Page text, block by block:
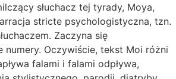
słuchacz tej tyrady, Moya,
stricte psychologistyczna, tzn.
Zaczyna się
Oczywiście, tekst Moi różni
falami i falami odpływa,